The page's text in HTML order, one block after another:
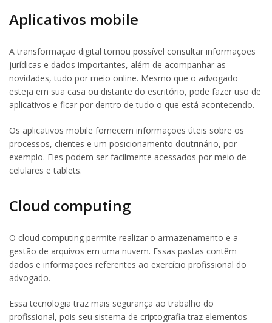
Aplicativos mobile
A transformação digital tornou possível consultar informações
jurídicas e dados importantes, além de acompanhar as
novidades, tudo por meio online. Mesmo que o advogado
esteja em sua casa ou distante do escritório, pode fazer uso de
aplicativos e ficar por dentro de tudo o que está acontecendo.
Os aplicativos mobile fornecem informações úteis sobre os
processos, clientes e um posicionamento doutrinário, por
exemplo. Eles podem ser facilmente acessados por meio de
celulares e tablets.
Cloud computing
O cloud computing permite realizar o armazenamento e a
gestão de arquivos em uma nuvem. Essas pastas contêm
dados e informações referentes ao exercício profissional do
advogado.
Essa tecnologia traz mais segurança ao trabalho do
profissional, pois seu sistema de criptografia traz elementos